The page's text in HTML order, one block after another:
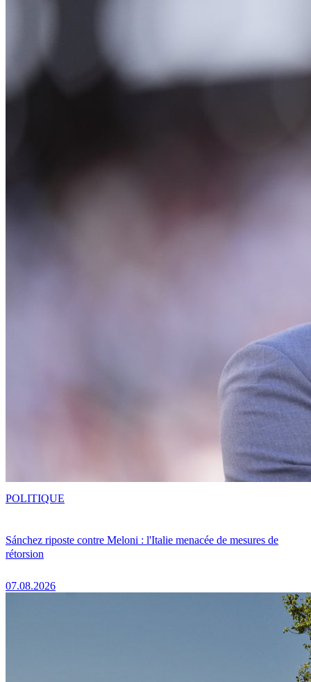
Sánchez riposte contre Meloni : l'Italie menacée de mesures de
rétorsion
07.08.2026
POLITIQUE